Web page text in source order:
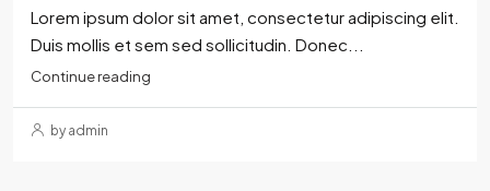
Lorem ipsum dolor sit amet, consectetur adipiscing elit.
Duis mollis et sem sed sollicitudin. Donec...
Continue reading
by admin